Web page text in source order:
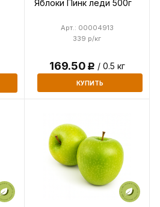
Яблоки Пинк леди 500г
339 р/кг
Арт.: 00004913
169.50Р / 0.5 кг
КУПИТЬ